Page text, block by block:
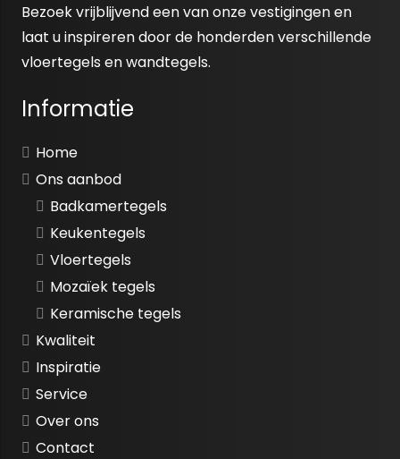
Bezoek vrijblijvend een van onze vestigingen en
laat u inspireren door de honderden verschillende
vloertegels en wandtegels.
Informatie
Home
Ons aanbod
Badkamertegels
Keukentegels
Vloertegels
Mozaïek tegels
Keramische tegels
Kwaliteit
Inspiratie
Service
Over ons
Contact